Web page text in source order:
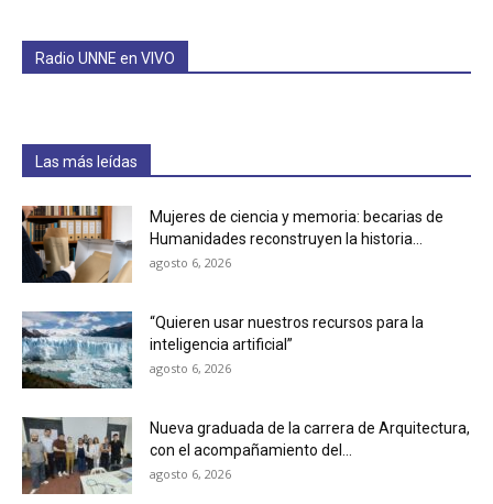
Radio UNNE en VIVO
Las más leídas
Mujeres de ciencia y memoria: becarias de
Humanidades reconstruyen la historia...
agosto 6, 2026
“Quieren usar nuestros recursos para la
inteligencia artificial”
agosto 6, 2026
Nueva graduada de la carrera de Arquitectura,
con el acompañamiento del...
agosto 6, 2026